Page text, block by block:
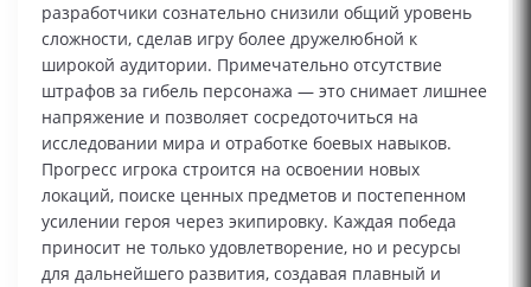
разработчики сознательно снизили общий уровень
сложности, сделав игру более дружелюбной к
широкой аудитории. Примечательно отсутствие
штрафов за гибель персонажа — это снимает лишнее
напряжение и позволяет сосредоточиться на
исследовании мира и отработке боевых навыков.
Прогресс игрока строится на освоении новых
локаций, поиске ценных предметов и постепенном
усилении героя через экипировку. Каждая победа
приносит не только удовлетворение, но и ресурсы
для дальнейшего развития, создавая плавный и